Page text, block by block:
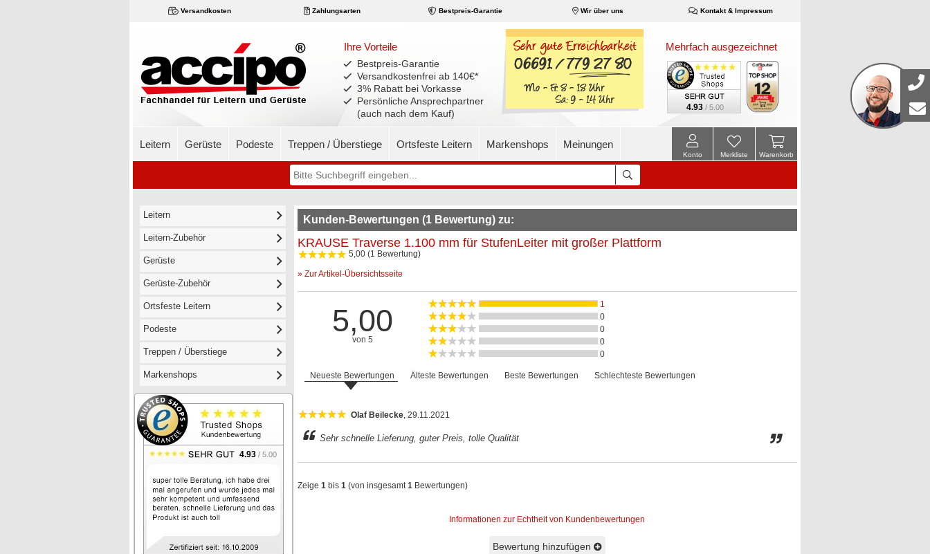
Versandkosten Zahlungsarten Bestpreis-Garantie Wir über uns Kontakt & Impressum
Ihre Vorteile
Bestpreis-Garantie
Versandkostenfrei ab 140€*
3% Rabatt bei Vorkasse
Persönliche Ansprechpartner
(auch nach dem Kauf)
Mehrfach ausgezeichnet
4.93 / 5.00
Leitern Gerüste Podeste Treppen / Überstiege Ortsfeste Leitern Markenshops Meinungen
Warenkorb
Merkliste
Konto
Leitern
Leitern-Zubehör
Gerüste
Gerüste-Zubehör
Ortsfeste Leitern
Podeste
Treppen / Überstiege
Markenshops
4.93 / 5.00
Kunden-Bewertungen (1 Bewertung) zu:
KRAUSE Traverse 1.100 mm für StufenLeiter mit großer Plattform
5,00 (1 Bewertung)
» Zur Artikel-Übersichtsseite
5,00
von 5
1
0
0
0
0
Neueste Bewertungen Älteste Bewertungen Beste Bewertungen Schlechteste Bewertungen
Olaf Beilecke, 29.11.2021
Sehr schnelle Lieferung, guter Preis, tolle Qualität
Zeige 1bis 1(von insgesamt1Bewertungen)
Informationen zur Echtheit von Kundenbewertungen
Bewertung hinzufügen